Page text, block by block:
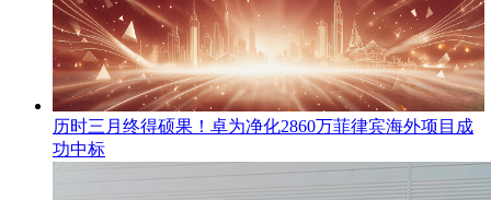
​历时三月终得硕果！卓为净化2860万菲律宾海外项目成
功中标